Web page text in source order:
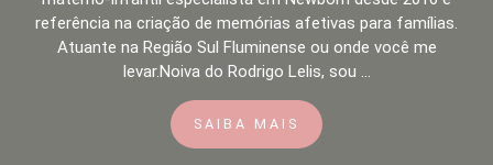
referência na criação de memórias afetivas para famílias.
Atuante na Região Sul Fluminense ou onde você me
levar.Noiva do Rodrigo Lelis, sou ...
SAIBA MAIS